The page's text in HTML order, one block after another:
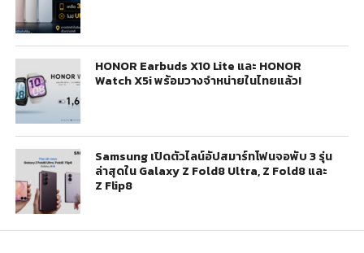
HONOR Earbuds X10 Lite และ HONOR
Watch X5i พร้อมวางจำหน่ายในไทยแล้ว!
Samsung เปิดตัวไลน์อัปสมาร์ทโฟนจอพับ 3 รุ่น
ล่าสุดใน Galaxy Z Fold8 Ultra, Z Fold8 และ
Z Flip8